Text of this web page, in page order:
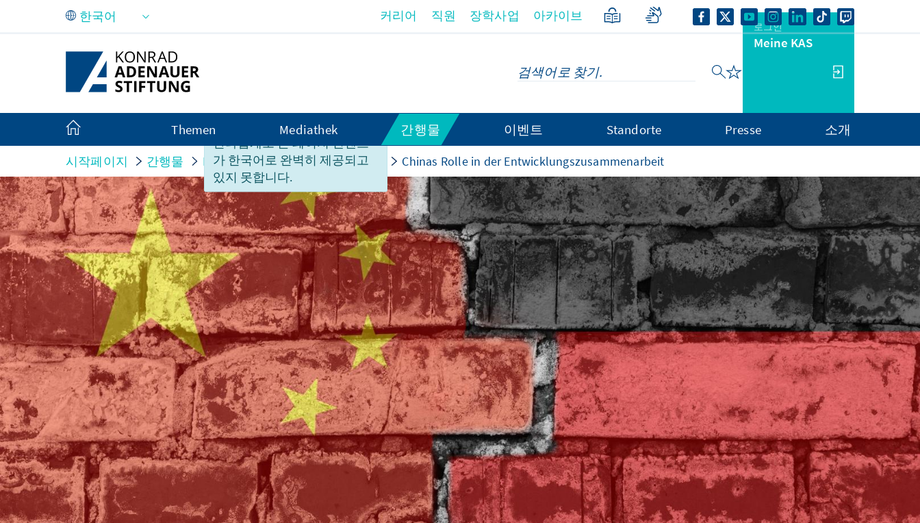
Skip to Main Content
안타깝게도 본 페이지 컨텐츠
가 한국어로 완벽히 제공되고
있지 못합니다.
커리어 직원 장학사업 아카이브
로그인
Meine KAS
Themen Mediathek 간행물 이벤트 Standorte Presse 소개
시작페이지 간행물 Monitor Monitor Nachhaltigkeit Chinas Rolle in der Entwicklungszusammenarbeit